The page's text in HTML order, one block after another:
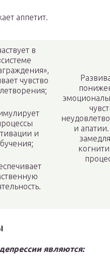
аппетит.
в
чувство
и
и
являются: